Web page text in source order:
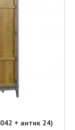
+ антик 24)